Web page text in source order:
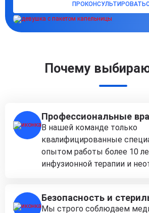
Почему
Профессиональные
В нашей команде только
квалифицированные
опытом работы более 10
инфузионной терапии и
Безопасность и
Мы строго соблюдаем